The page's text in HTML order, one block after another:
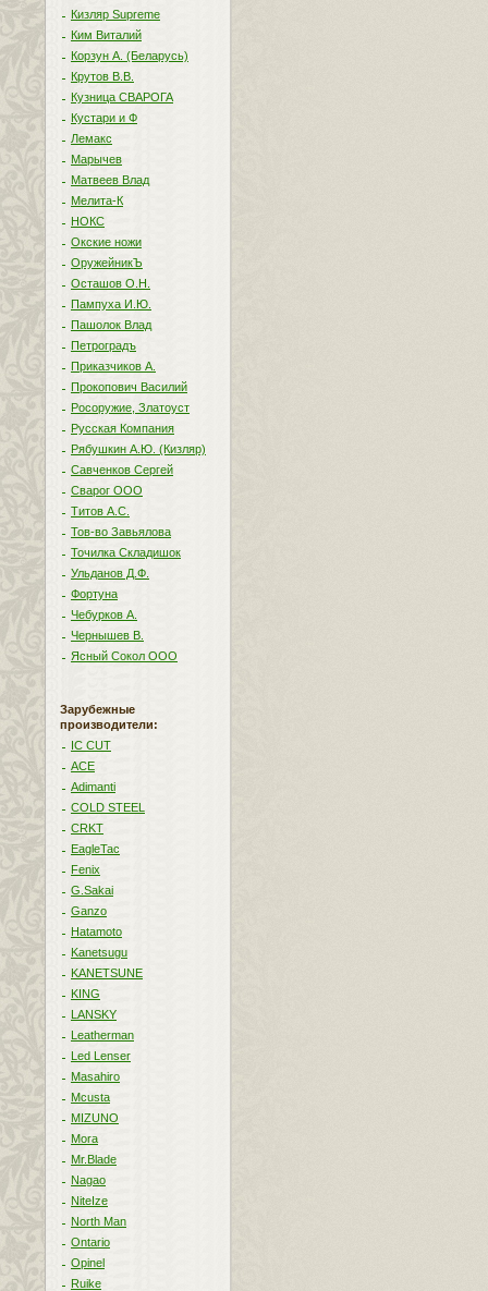
Кизляр Supreme
Ким Виталий
Корзун А. (Беларусь)
Крутов В.В.
Кузница СВАРОГА
Кустари и Ф
Лемакс
Марычев
Матвеев Влад
Мелита-К
НОКС
Окские ножи
ОружейникЪ
Осташов О.Н.
Пампуха И.Ю.
Пашолок Влад
Петроградъ
Приказчиков А.
Прокопович Василий
Росоружие, Златоуст
Русская Компания
Рябушкин А.Ю. (Кизляр)
Савченков Сергей
Сварог ООО
Титов А.С.
Тов-во Завьялова
Точилка Складишок
Ульданов Д.Ф.
Фортуна
Чебурков А.
Чернышев В.
Ясный Сокол ООО
Зарубежные
производители:
IC CUT
ACE
Adimanti
COLD STEEL
CRKT
EagleTac
Fenix
G.Sakai
Ganzo
Hatamoto
Kanetsugu
KANETSUNE
KING
LANSKY
Leatherman
Led Lenser
Masahiro
Mcusta
MIZUNO
Mora
Mr.Blade
Nagao
NiteIze
North Man
Ontario
Opinel
Ruike